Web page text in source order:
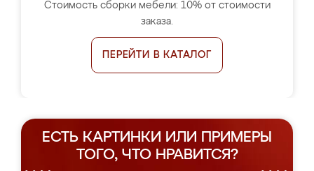
Стоимость сборки мебели: 10% от стоимости
заказа.
ПЕРЕЙТИ В КАТАЛОГ
ЕСТЬ КАРТИНКИ ИЛИ ПРИМЕРЫ
ТОГО, ЧТО НРАВИТСЯ?